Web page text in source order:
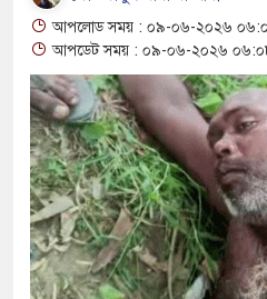
ইয়াবা, ট্যাপেন্টাডল ট্যাবলেট সহ
মুখোমুখি সংঘর্ষে নিহত বেড়ে ৯
থেকে দ্বিতীয় দিন শেষ করল বাংলাদেশ
নিয়ে আরও ৩ শিশুর মৃত্যু
ইয়েমেনের সেনাঘাঁটি ইরান সমর্থিত
আপলোড সময় : ০৯-০৬-২০২৬
আপডেট সময় : ০৯-০৬-২০২৬